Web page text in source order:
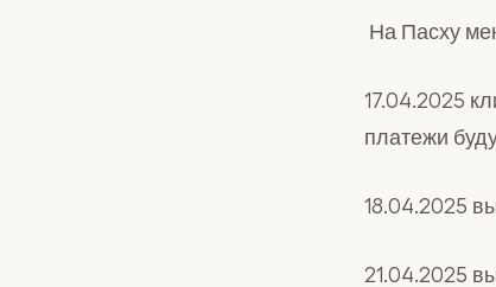
На Пасху
17.04.2025
платежи
18.04.2025
21.04.2025